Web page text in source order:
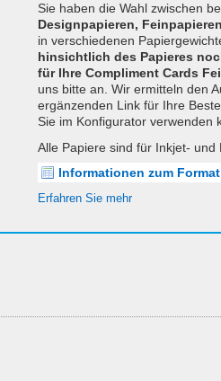
Sie haben die Wahl zwischen
Designpapieren,
in verschiedenen
hinsichtlich des Papieres
für Ihre Compliment Cards
uns bitte an. Wir ermitteln den
ergänzenden Link für Ihre
Sie im Konfigurator verwenden
Alle Papiere sind für Inkjet-
Informationen zum Format
Erfahren Sie mehr